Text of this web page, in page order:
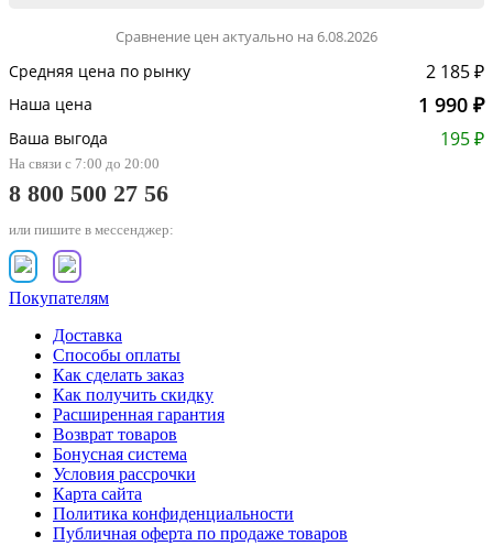
Сравнение цен актуально на 6.08.2026
Средняя цена по рынку 2 185 ₽
Наша цена 1 990 ₽
Ваша выгода 195 ₽
На связи с 7:00 до 20:00
8 800 500 27 56
или пишите в мессенджер:
Покупателям
Доставка
Способы оплаты
Как сделать заказ
Как получить скидку
Расширенная гарантия
Возврат товаров
Бонусная система
Условия рассрочки
Карта сайта
Политика конфиденциальности
Публичная оферта по продаже товаров